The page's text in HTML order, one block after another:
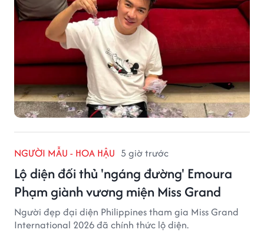
NGƯỜI MẪU - HOA HẬU 5 giờ trước
Lộ diện đối thủ 'ngáng đường' Emoura
Phạm giành vương miện Miss Grand
Người đẹp đại diện Philippines tham gia Miss Grand
International 2026 đã chính thức lộ diện.